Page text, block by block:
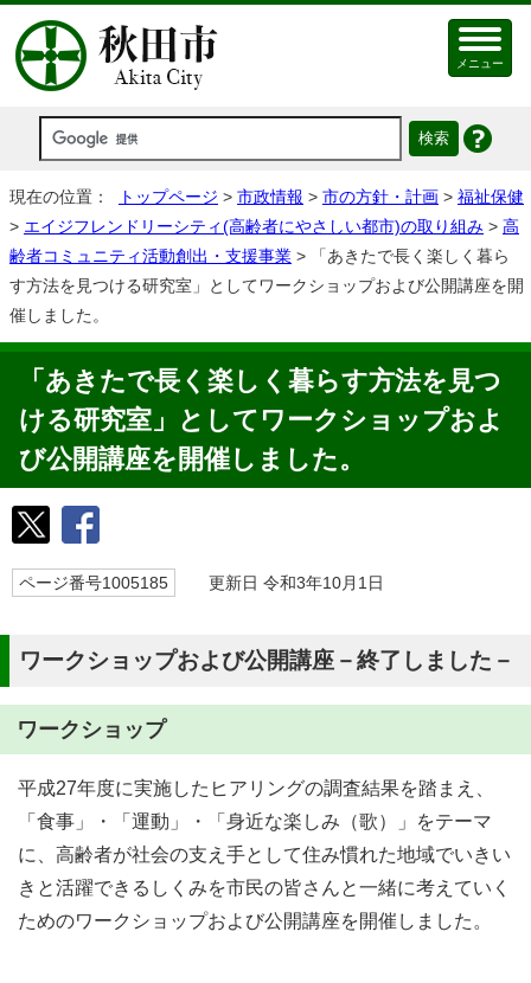
メニュー
現在の位置： トップページ > 市政情報 > 市の方針・計画 > 福祉保健
> エイジフレンドリーシティ(高齢者にやさしい都市)の取り組み > 高
齢者コミュニティ活動創出・支援事業 > 「あきたで長く楽しく暮ら
す方法を見つける研究室」としてワークショップおよび公開講座を開
催しました。
「あきたで長く楽しく暮らす方法を見つ
ける研究室」としてワークショップおよ
び公開講座を開催しました。
ページ番号1005185 更新日 令和3年10月1日
ワークショップおよび公開講座－終了しました－
ワークショップ
平成27年度に実施したヒアリングの調査結果を踏まえ、
「食事」・「運動」・「身近な楽しみ（歌）」をテーマ
に、高齢者が社会の支え手として住み慣れた地域でいきい
きと活躍できるしくみを市民の皆さんと一緒に考えていく
ためのワークショップおよび公開講座を開催しました。